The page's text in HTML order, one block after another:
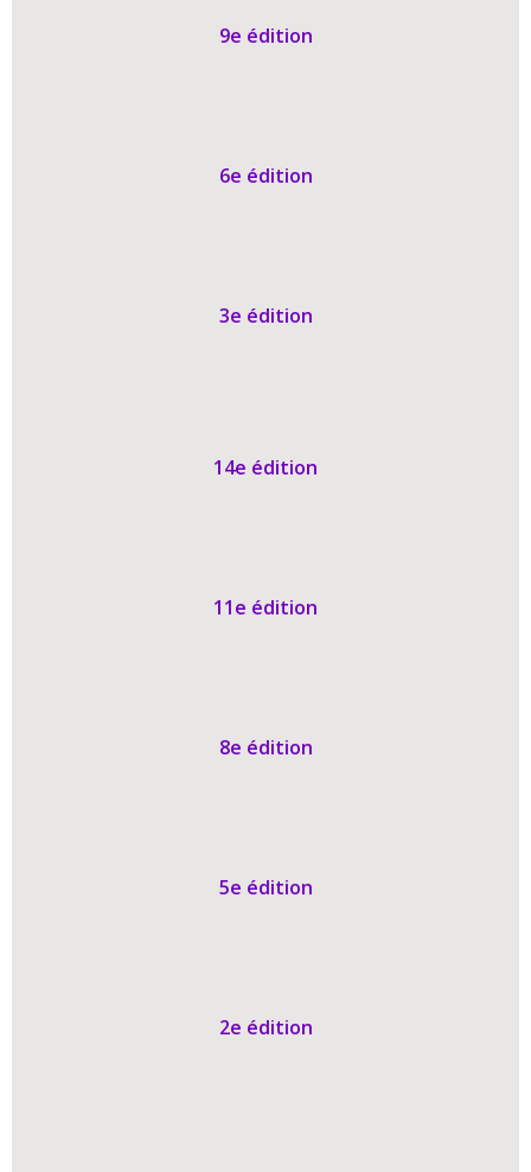
9e édition
6e édition
3e édition
14e édition
11e édition
8e édition
5e édition
2e édition